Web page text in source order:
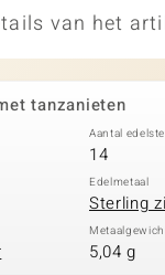
van het
tanzanieten
Aantal
14
Edelmetaal
Sterling
5,04 g